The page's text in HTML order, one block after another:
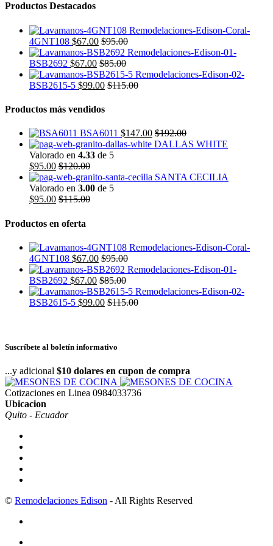
Productos Destacados
4GNT108 $67.00 $95.00
BSB2692 $67.00 $85.00
BSB2615-5 $99.00 $115.00
Productos más vendidos
BSA6011 $147.00 $192.00
DALLAS WHITE
Valorado en 4.33 de 5
$95.00 $120.00
SANTA CECILIA
Valorado en 3.00 de 5
$95.00 $115.00
Productos en oferta
4GNT108 $67.00 $95.00
BSB2692 $67.00 $85.00
BSB2615-5 $99.00 $115.00
Suscríbete al boletín informativo
...y adicional $10 dolares en cupon de compra
Cotizaciones en Linea 0984033736
Ubicacion
Quito - Ecuador
© Remodelaciones Edison - All Rights Reserved